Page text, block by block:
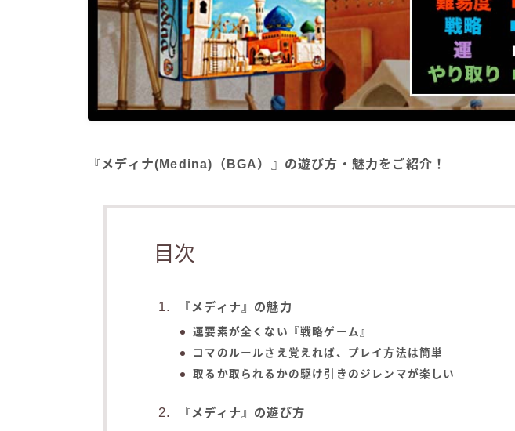
『メディナ(Medina)（BGA）』の遊び方・魅力をご紹介！
目次
『メディナ』の魅力
運要素が全くない『戦略ゲーム』
コマのルールさえ覚えれば、プレイ方法は簡単
取るか取られるかの駆け引きのジレンマが楽しい
『メディナ』の遊び方